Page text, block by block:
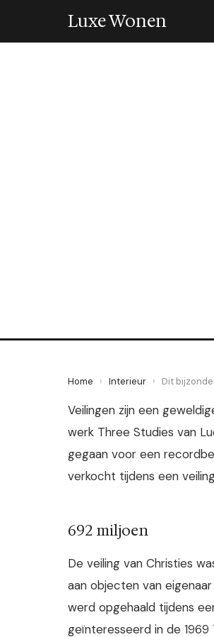
Luxe Wonen
Home › Interieur › Dit
Veilingen zijn een
werk Three Studies van
gegaan voor een
verkocht tijdens een
692 miljoen
De veiling van Christies
aan objecten van
werd opgehaald tijdens
geïnteresseerd in de 1969